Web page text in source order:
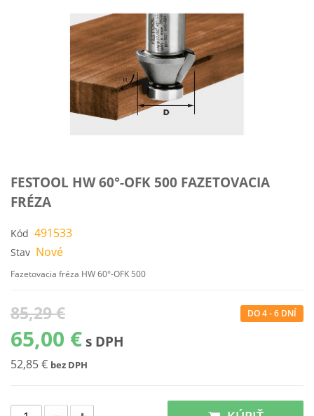
FESTOOL HW 60°-OFK 500 FAZETOVACIA
FRÉZA
Kód 491533
Stav Nové
Fazetovacia fréza HW 60°-OFK 500
85,29 €
65,00 € s DPH
52,85 € bez DPH
DO 4 - 6 DNÍ